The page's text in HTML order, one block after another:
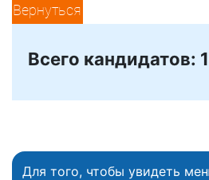
Вернуться
Всего кандидатов:
Для того, чтобы увидеть